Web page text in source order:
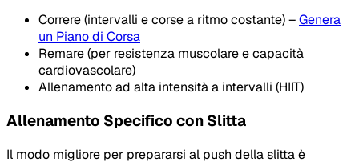
Correre (intervalli e corse a ritmo costante) –Genera
un Piano di Corsa
Remare (per resistenza muscolare e capacità
cardiovascolare)
Allenamento ad alta intensità a intervalli (HIIT)
Allenamento Specifico con Slitta
Il modo migliore per prepararsi al push della slitta è